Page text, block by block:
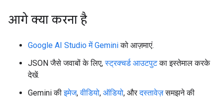
आगे क्या करना है
Google AI Studio में Geminiको आज़माएं.
JSON जैसे जवाबों के लिए,स्ट्रक्चर्ड आउटपुटका इस्तेमाल करके
देखें.
Gemini कीइमेज,वीडियो, ऑडियो, औरदस्तावेज़समझने की